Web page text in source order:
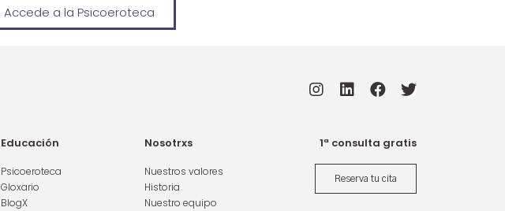
Accede a la Psicoeroteca
Educación
Psicoeroteca
Gloxario
BlogX
Nosotrxs
Nuestros valores
Historia
Nuestro equipo
1ª consulta gratis
Reserva tu cita